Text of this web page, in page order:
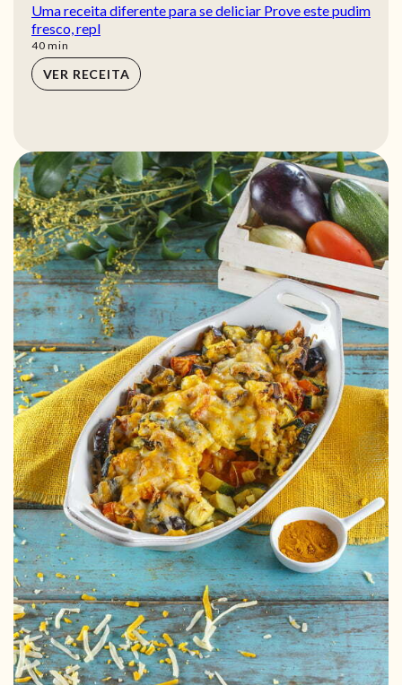
Uma receita diferente para se deliciar Prove este pudim
fresco, repl
40min
min
VER RECEITA